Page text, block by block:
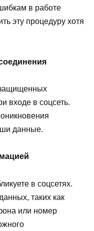
в работе
эту процедуру хотя
входе в соцсеть.
данные.
в соцсетях.
таких как
или номер